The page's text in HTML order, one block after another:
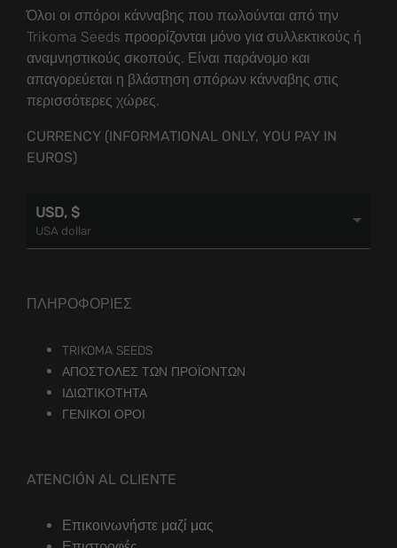
Όλοι οι σπόροι κάνναβης που πωλούνται από την
Trikoma Seeds προορίζονται μόνο για συλλεκτικούς ή
αναμνηστικούς σκοπούς. Είναι παράνομο και
απαγορεύεται η βλάστηση σπόρων κάνναβης στις
περισσότερες χώρες.
CURRENCY (INFORMATIONAL ONLY, YOU PAY IN
EUROS)
USD, $
USA dollar
ΠΛΗΡΟΦΟΡΊΕΣ
TRIKOMA SEEDS
ΑΠΟΣΤΟΛΈΣ ΤΩΝ ΠΡΟΪΌΝΤΩΝ
ΙΔΙΩΤΙΚΌΤΗΤΑ
ΓΕΝΙΚΟΊ ΌΡΟΙ
ATENCIÓN AL CLIENTE
Επικοινωνήστε μαζί μας